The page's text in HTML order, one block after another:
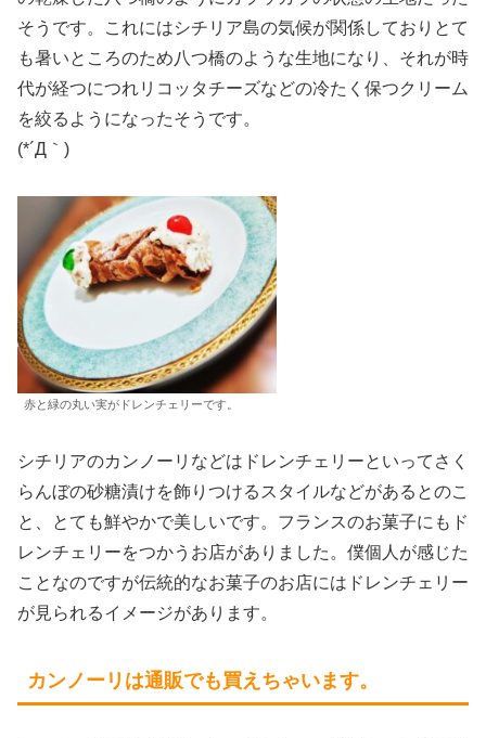
そうです。これにはシチリア島の気候が関係しておりとて
も暑いところのため八つ橋のような生地になり、それが時
代が経つにつれリコッタチーズなどの冷たく保つクリーム
を絞るようになったそうです。
(*´Д｀)
赤と緑の丸い実がドレンチェリーです。
シチリアのカンノーリなどはドレンチェリーといってさく
らんぼの砂糖漬けを飾りつけるスタイルなどがあるとのこ
と、とても鮮やかで美しいです。フランスのお菓子にもド
レンチェリーをつかうお店がありました。僕個人が感じた
ことなのですが伝統的なお菓子のお店にはドレンチェリー
が見られるイメージがあります。
カンノーリは通販でも買えちゃいます。